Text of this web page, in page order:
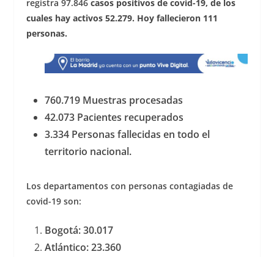
e
b
o
o
k
s
p
p
e
g
er
e
registra 97.846 casos positivos de covid-19, de los
cuales hay activos 52.279. Hoy fallecieron 111
personas.
760.719 Muestras procesadas
42.073 Pacientes recuperados
3.334 Personas fallecidas en todo el
territorio nacional.
Los departamentos con personas contagiadas de
covid-19 son:
Bogotá: 30.017
Atlántico: 23.360